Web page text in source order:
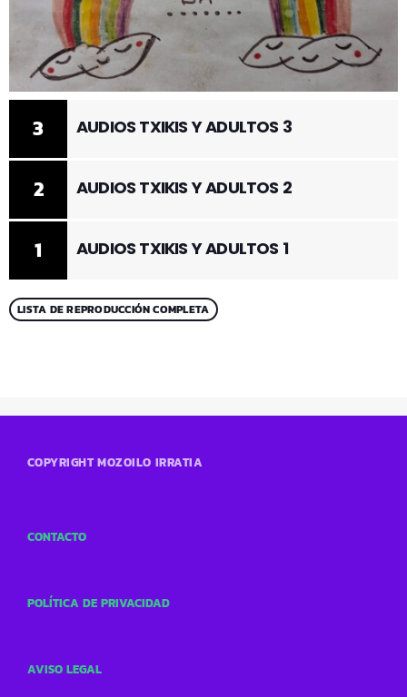
1 AUDIOS TXIKIS Y ADULTOS 1
2 AUDIOS TXIKIS Y ADULTOS 2
3 AUDIOS TXIKIS Y ADULTOS 3
LISTA DE REPRODUCCIÓN COMPLETA
COPYRIGHT MOZOILO IRRATIA
CONTACTO
POLÍTICA DE PRIVACIDAD
AVISO LEGAL